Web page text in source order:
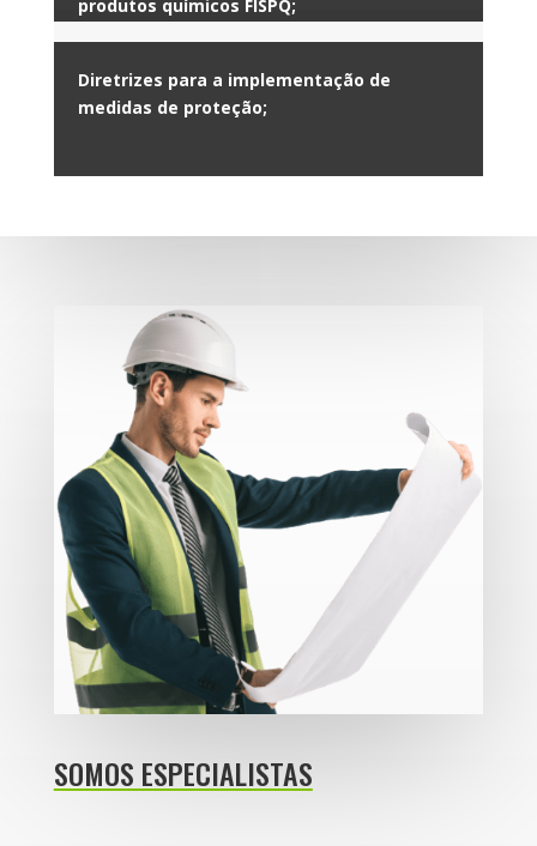
produtos químicos FISPQ;
Diretrizes para a implementação de
medidas de proteção;
SOMOS ESPECIALISTAS